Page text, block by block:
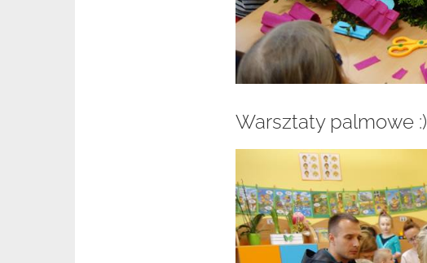
Warsztaty palmowe :)